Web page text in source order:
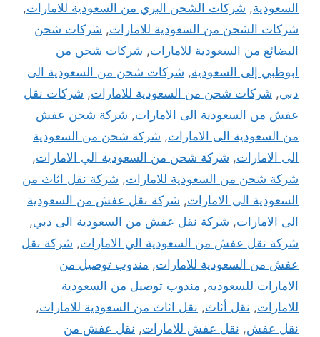
السعودية, شركات الشحن البري من السعودية للامارات,
شركات الشحن من السعودية للامارات, شركات شحن
البضائع من السعودية للامارات, شركات شحن من
ابوظبي إلى السعودية, شركات شحن من السعودية الى
دبي, شركات شحن من السعودية للامارات, شركات نقل
عفش من السعودية الى الامارات, شركة شحن عفش
من السعودية الى الامارات, شركة شحن من السعودية
الى الامارات, شركة شحن من السعودية الي الامارات,
شركة شحن من السعودية للامارات, شركة نقل اثاث من
السعودية الى الامارات, شركة نقل عفش من السعودية
الى الامارات, شركة نقل عفش من السعودية الى دبي,
شركة نقل عفش من السعودية الي الامارات, شركة نقل
عفش من السعودية للامارات, مندوب توصيل من
الامارات للسعوديه, مندوب توصيل من السعودية
للامارات, نقل أثاث, نقل اثاث من السعودية للامارات,
نقل عفش, نقل عفش للامارات, نقل عفش من